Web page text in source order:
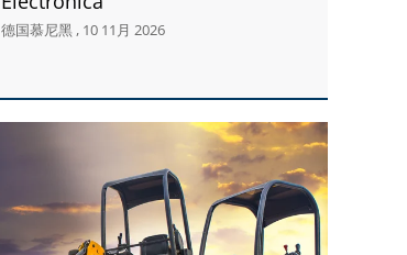
德国慕尼黑 , 10 11月 2026